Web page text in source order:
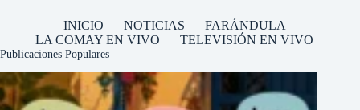
INICIO NOTICIAS
FARÁNDULA
LA COMAY EN VIVO
TELEVISIÓN EN VIVO
Publicaciones Populares